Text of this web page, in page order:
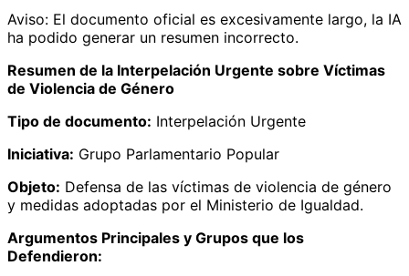
Aviso: El documento oficial es excesivamente largo, la IA
ha podido generar un resumen incorrecto.
Resumen de la Interpelación Urgente sobre Víctimas
de Violencia de Género
Tipo de documento: Interpelación Urgente
Iniciativa: Grupo Parlamentario Popular
Objeto: Defensa de las víctimas de violencia de género
y medidas adoptadas por el Ministerio de Igualdad.
Argumentos Principales y Grupos que los
Defendieron: